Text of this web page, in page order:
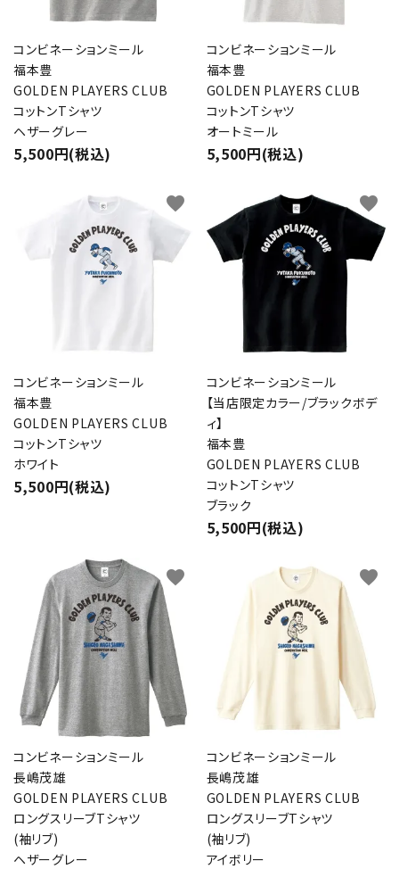
コンビネーションミール
福本豊
GOLDEN PLAYERS CLUB
コットンTシャツ
ヘザーグレー
5,500円(税込)
コンビネーションミール
福本豊
GOLDEN PLAYERS CLUB
コットンTシャツ
オートミール
5,500円(税込)
コンビネーションミール
福本豊
GOLDEN PLAYERS CLUB
コットンTシャツ
ホワイト
5,500円(税込)
favorite
コンビネーションミール
【当店限定カラー/ブラックボデ
ィ】
福本豊
GOLDEN PLAYERS CLUB
コットンTシャツ
ブラック
5,500円(税込)
favorite
コンビネーションミール
長嶋茂雄
GOLDEN PLAYERS CLUB
ロングスリーブTシャツ
(袖リブ)
ヘザーグレー
favorite
コンビネーションミール
長嶋茂雄
GOLDEN PLAYERS CLUB
ロングスリーブTシャツ
(袖リブ)
アイボリー
favorite